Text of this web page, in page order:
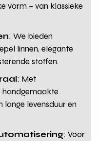
vorm – van klassieke
: We bieden
linnen, elegante
stoffen.
: Met
levensduur en
: Voor